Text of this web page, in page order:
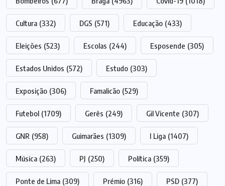
Cultura (332) DGS (571) Educação (433)
Eleições (523) Escolas (244) Esposende (305)
Estados Unidos (572) Estudo (303)
Exposição (306) Famalicão (529)
Futebol (1709) Gerês (249) Gil Vicente (307)
GNR (958) Guimarães (1309) I Liga (1407)
Música (263) PJ (250) Política (359)
Ponte de Lima (309) Prémio (316) PSD (377)